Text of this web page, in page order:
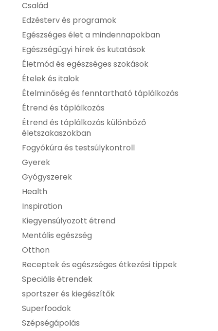
Család
Edzésterv és programok
Egészséges élet a mindennapokban
Egészségügyi hírek és kutatások
Életmód és egészséges szokások
Ételek és italok
Ételminőség és fenntartható táplálkozás
Étrend és táplálkozás
Étrend és táplálkozás különböző
életszakaszokban
Fogyókúra és testsúlykontroll
Gyerek
Gyógyszerek
Health
Inspiration
Kiegyensúlyozott étrend
Mentális egészség
Otthon
Receptek és egészséges étkezési tippek
Speciális étrendek
sportszer és kiegészítők
Superfoodok
Szépségápolás